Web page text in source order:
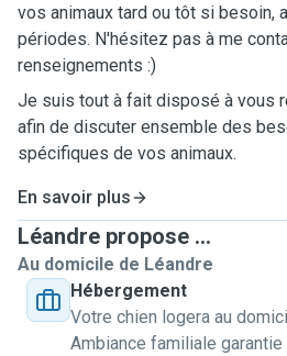
vos animaux tard ou tôt si besoin,
périodes. N'hésitez pas à me
renseignements :)
Je suis tout à fait disposé à vous
afin de discuter ensemble des
spécifiques de vos animaux.
En savoir plus
Léandre propose ...
Au domicile de Léandre
Hébergement
Votre chien logera au
Ambiance familiale garantie